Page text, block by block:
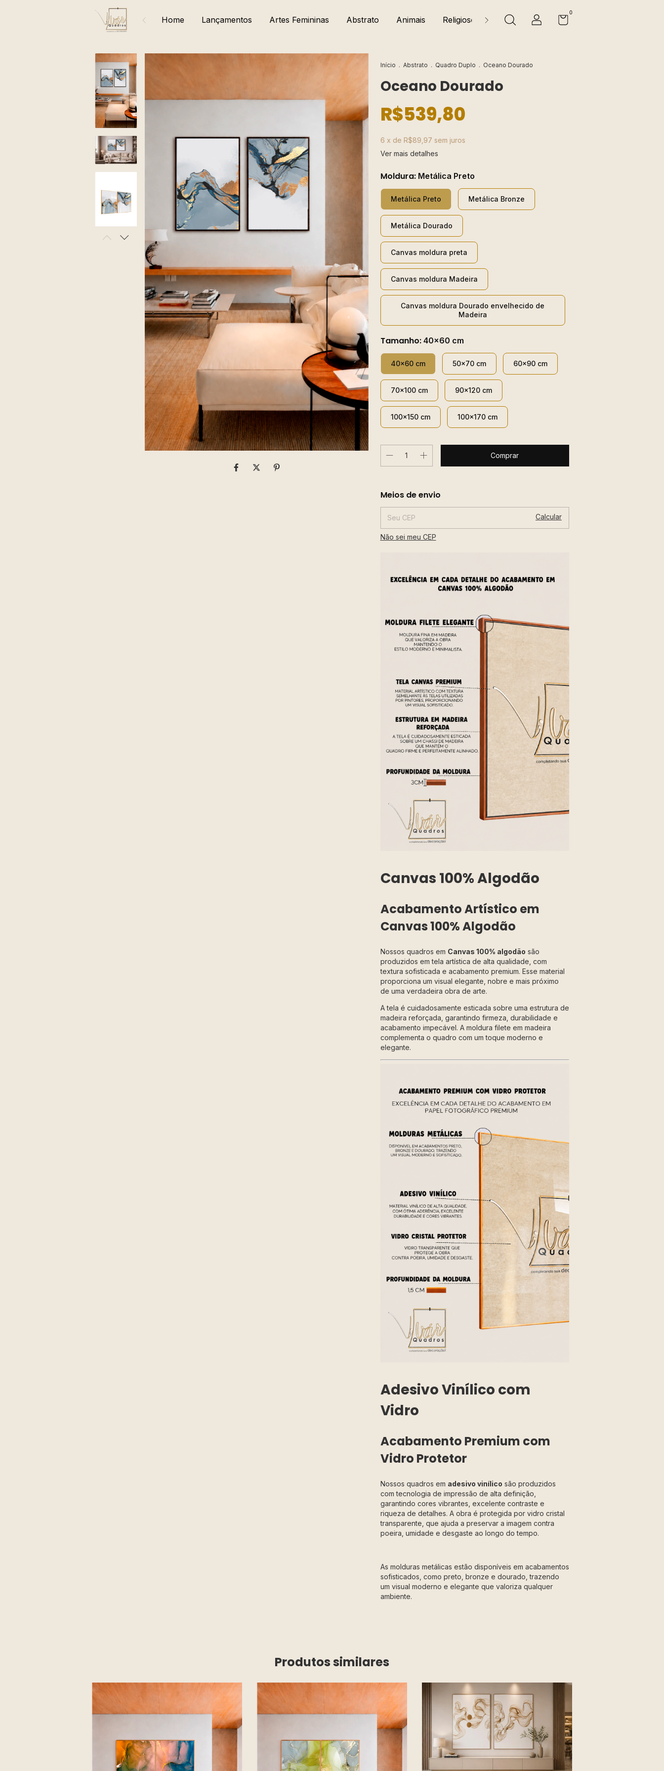
Home Lançamentos Artes Femininas Abstrato Animais Religiosos Natureza Florais e Folhagens
0
Início . Abstrato . Quadro Duplo . Oceano Dourado
Oceano Dourado
R$539,80
6 x de R$89,97 sem juros
Ver mais detalhes
Moldura: Metálica Preto
Metálica Preto Metálica Bronze
Metálica Dourado
Canvas moldura preta
Canvas moldura Madeira
Canvas moldura Dourado envelhecido de
Madeira
Tamanho: 40x60 cm
40x60 cm 50x70 cm 60x90 cm
70x100 cm 90x120 cm
100x150 cm 100x170 cm
Entregas para o CEP:
Meios de envio
Calcular
Não sei meu CEP
Canvas 100% Algodão
Acabamento Artístico em
Canvas 100% Algodão
Nossos quadros em Canvas 100% algodão são
produzidos em tela artística de alta qualidade, com
textura sofisticada e acabamento premium. Esse material
proporciona um visual elegante, nobre e mais próximo
de uma verdadeira obra de arte.
A tela é cuidadosamente esticada sobre uma estrutura de
madeira reforçada, garantindo firmeza, durabilidade e
acabamento impecável. A moldura filete em madeira
complementa o quadro com um toque moderno e
elegante.
Adesivo Vinílico com
Vidro
Acabamento Premium com
Vidro Protetor
Nossos quadros em adesivo vinílico são produzidos
com tecnologia de impressão de alta definição,
garantindo cores vibrantes, excelente contraste e
riqueza de detalhes. A obra é protegida por vidro cristal
transparente, que ajuda a preservar a imagem contra
poeira, umidade e desgaste ao longo do tempo.
As molduras metálicas estão disponíveis em acabamentos
sofisticados, como preto, bronze e dourado, trazendo
um visual moderno e elegante que valoriza qualquer
ambiente.
Produtos similares